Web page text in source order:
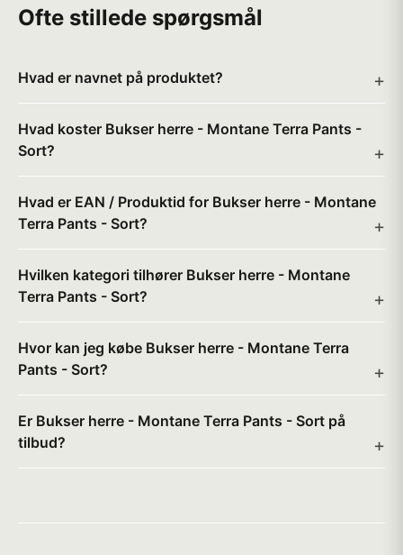
Ofte stillede spørgsmål
Hvad er navnet på produktet?
Hvad koster Bukser herre - Montane Terra Pants -
Sort?
Hvad er EAN / Produktid for Bukser herre - Montane
Terra Pants - Sort?
Hvilken kategori tilhører Bukser herre - Montane
Terra Pants - Sort?
Hvor kan jeg købe Bukser herre - Montane Terra
Pants - Sort?
Er Bukser herre - Montane Terra Pants - Sort på
tilbud?